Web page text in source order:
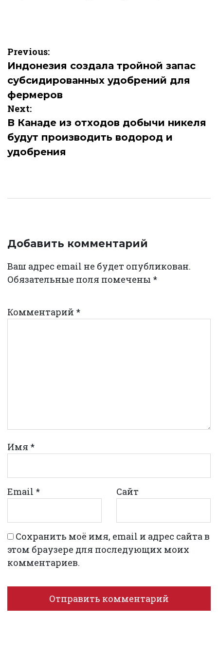
Навигация
по
записям
Previous:
Индонезия создала тройной запас
субсидированных удобрений для
фермеров
Next:
В Канаде из отходов добычи никеля
будут производить водород и
удобрения
Добавить комментарий
Ваш адрес email не будет опубликован.
Обязательные поля помечены *
Комментарий *
Имя *
Email * Сайт
Сохранить моё имя, email и адрес сайта в
этом браузере для последующих моих
комментариев.